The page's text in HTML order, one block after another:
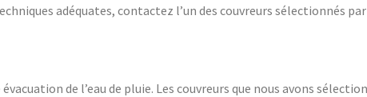
adéquates, contactez l’un des couvreurs sélectionnés
de l’eau de pluie. Les couvreurs que nous avons